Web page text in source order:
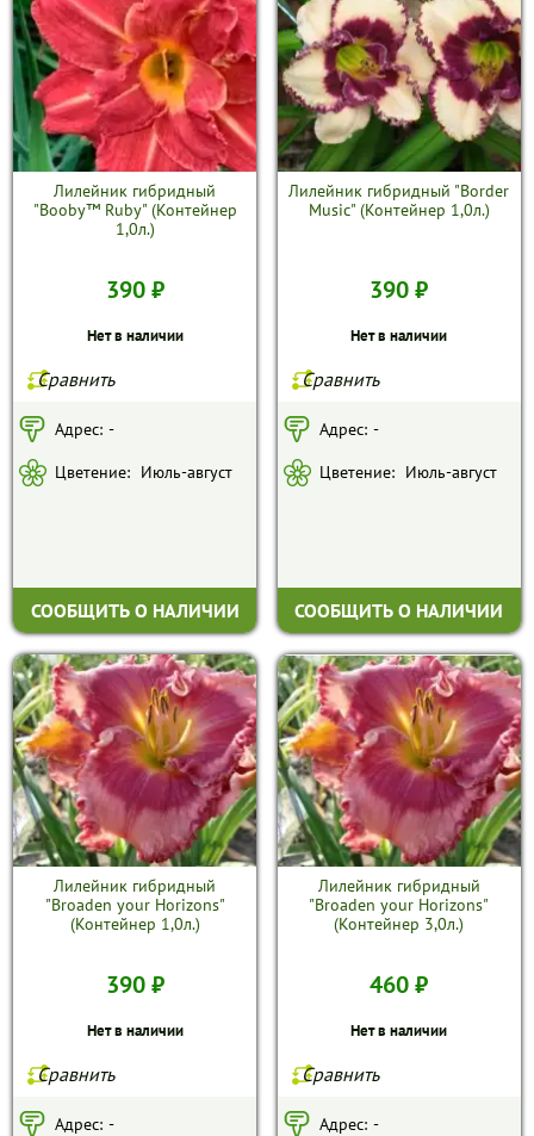
Лилейник гибридный
"Booby™ Ruby" (Контейнер
1,0л.)
390 ₽
Нет в наличии
Сравнить
Адрес: -
Цветение: Июль-август
СООБЩИТЬ О НАЛИЧИИ
Лилейник гибридный "Border
Music" (Контейнер 1,0л.)
390 ₽
Нет в наличии
Сравнить
Адрес: -
Цветение: Июль-август
СООБЩИТЬ О НАЛИЧИИ
Лилейник гибридный
"Broaden your Horizons"
(Контейнер 1,0л.)
390 ₽
Нет в наличии
Сравнить
Адрес: -
Лилейник гибридный
"Broaden your Horizons"
(Контейнер 3,0л.)
460 ₽
Нет в наличии
Сравнить
Адрес: -